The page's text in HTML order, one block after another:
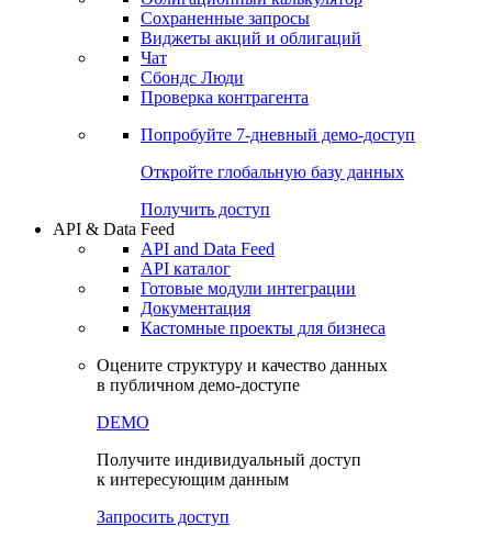
Сохраненные запросы
Виджеты акций и облигаций
Чат
Сбондс Люди
Проверка контрагента
Попробуйте 7-дневный демо-доступ
Откройте глобальную базу данных
Получить доступ
API & Data Feed
API and Data Feed
API каталог
Готовые модули интеграции
Документация
Кастомные проекты для бизнеса
Оцените структуру и качество данных
в публичном демо-доступе
DEMO
Получите индивидуальный доступ
к интересующим данным
Запросить доступ